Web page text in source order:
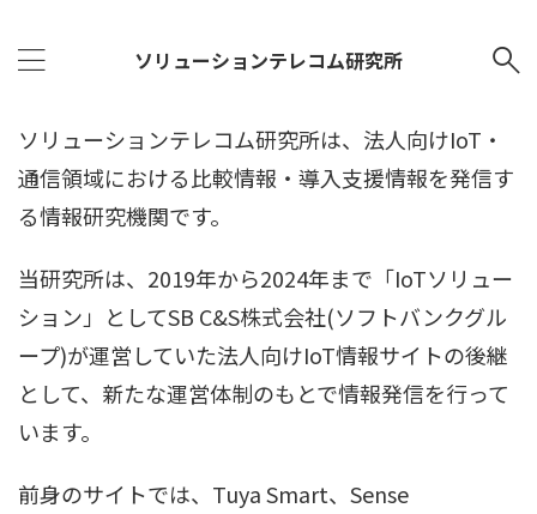
ソリューションテレコム研究所
ソリューションテレコム研究所は、法人向けIoT・
通信領域における比較情報・導入支援情報を発信す
る情報研究機関です。
当研究所は、2019年から2024年まで「IoTソリュー
ション」としてSB C&S株式会社(ソフトバンクグル
ープ)が運営していた法人向けIoT情報サイトの後継
として、新たな運営体制のもとで情報発信を行って
います。
前身のサイトでは、Tuya Smart、Sense